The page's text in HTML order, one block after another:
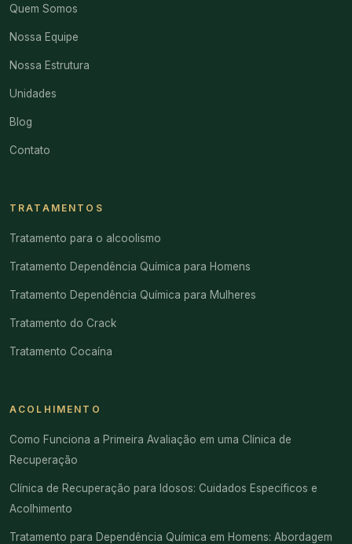
Quem Somos
Nossa Equipe
Nossa Estrutura
Unidades
Blog
Contato
TRATAMENTOS
Tratamento para o alcoolismo
Tratamento Dependência Química para Homens
Tratamento Dependência Química para Mulheres
Tratamento do Crack
Tratamento Cocaína
ACOLHIMENTO
Como Funciona a Primeira Avaliação em uma Clínica de
Recuperação
Clínica de Recuperação para Idosos: Cuidados Específicos e
Acolhimento
Tratamento para Dependência Química em Homens: Abordagem